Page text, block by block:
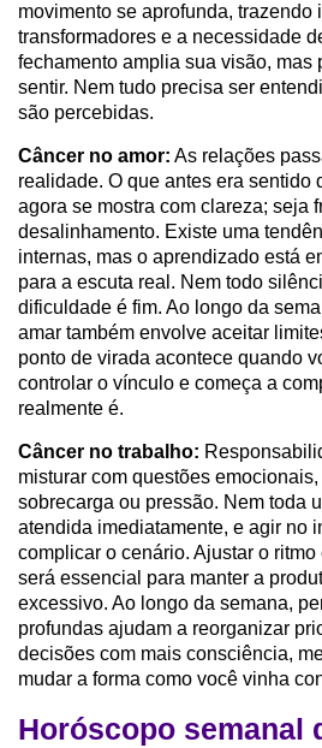
movimento se aprofunda, trazendo
transformadores e a necessidade
fechamento amplia sua visão, mas
sentir. Nem tudo precisa ser
são percebidas.
Câncer no amor: As relações
realidade. O que antes era sentido
agora se mostra com clareza; seja
desalinhamento. Existe uma
internas, mas o aprendizado está
para a escuta real. Nem todo
dificuldade é fim. Ao longo da
amar também envolve aceitar
ponto de virada acontece quando
controlar o vínculo e começa a
realmente é.
Câncer no trabalho:
misturar com questões
sobrecarga ou pressão. Nem toda
atendida imediatamente, e agir no
complicar o cenário. Ajustar o
será essencial para manter a
excessivo. Ao longo da semana,
profundas ajudam a reorganizar
decisões com mais consciência,
mudar a forma como você vinha
Horóscopo semanal